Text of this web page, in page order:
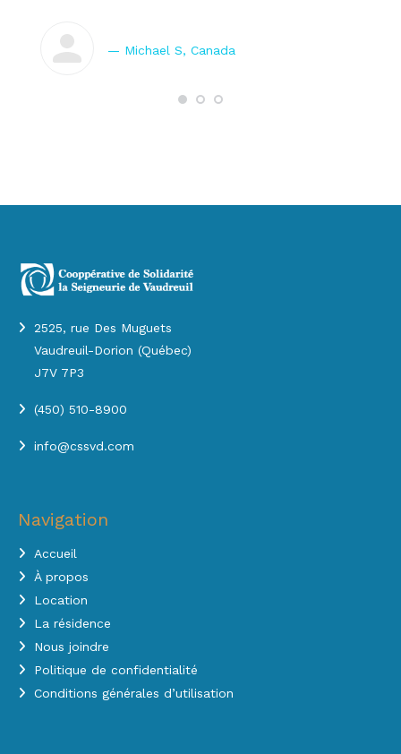
— Michael S, Canada
2525, rue Des Muguets
Vaudreuil-Dorion (Québec)
J7V 7P3
(450) 510-8900
info@cssvd.com
Navigation
Accueil
À propos
Location
La résidence
Nous joindre
Politique de confidentialité
Conditions générales d’utilisation